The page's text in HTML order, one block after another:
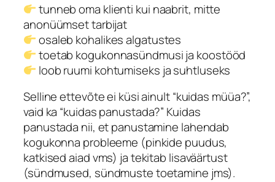
tunneb oma klienti kui naabrit, mitte
anonüümset tarbijat
osaleb kohalikes algatustes
toetab kogukonnasündmusi ja koostööd
loob ruumi kohtumiseks ja suhtluseks
Selline ettevõte ei küsi ainult “kuidas müüa?”,
vaid ka “kuidas panustada?” Kuidas
panustada nii, et panustamine lahendab
kogukonna probleeme (pinkide puudus,
katkised aiad vms) ja tekitab lisaväärtust
(sündmused, sündmuste toetamine jms).